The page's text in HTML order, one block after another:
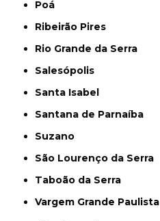
Poá
Ribeirão Pires
Rio Grande da Serra
Salesópolis
Santa Isabel
Santana de Parnaíba
Suzano
São Lourenço da Serra
Taboão da Serra
Vargem Grande Paulista